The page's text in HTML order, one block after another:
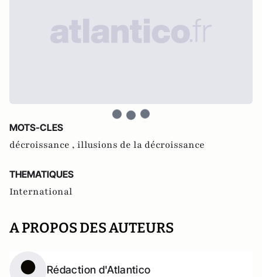
MOTS-CLES
décroissance , illusions de la décroissance
THEMATIQUES
International
A PROPOS DES AUTEURS
Rédaction d'Atlantico